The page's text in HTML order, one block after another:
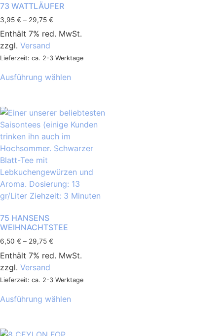
73 WATTLÄUFER
3,95 € – 29,75 €
Enthält 7% red. MwSt.
zzgl. Versand
Lieferzeit: ca. 2-3 Werktage
Ausführung wählen
75 HANSENS
WEIHNACHTSTEE
6,50 € – 29,75 €
Enthält 7% red. MwSt.
zzgl. Versand
Lieferzeit: ca. 2-3 Werktage
Ausführung wählen